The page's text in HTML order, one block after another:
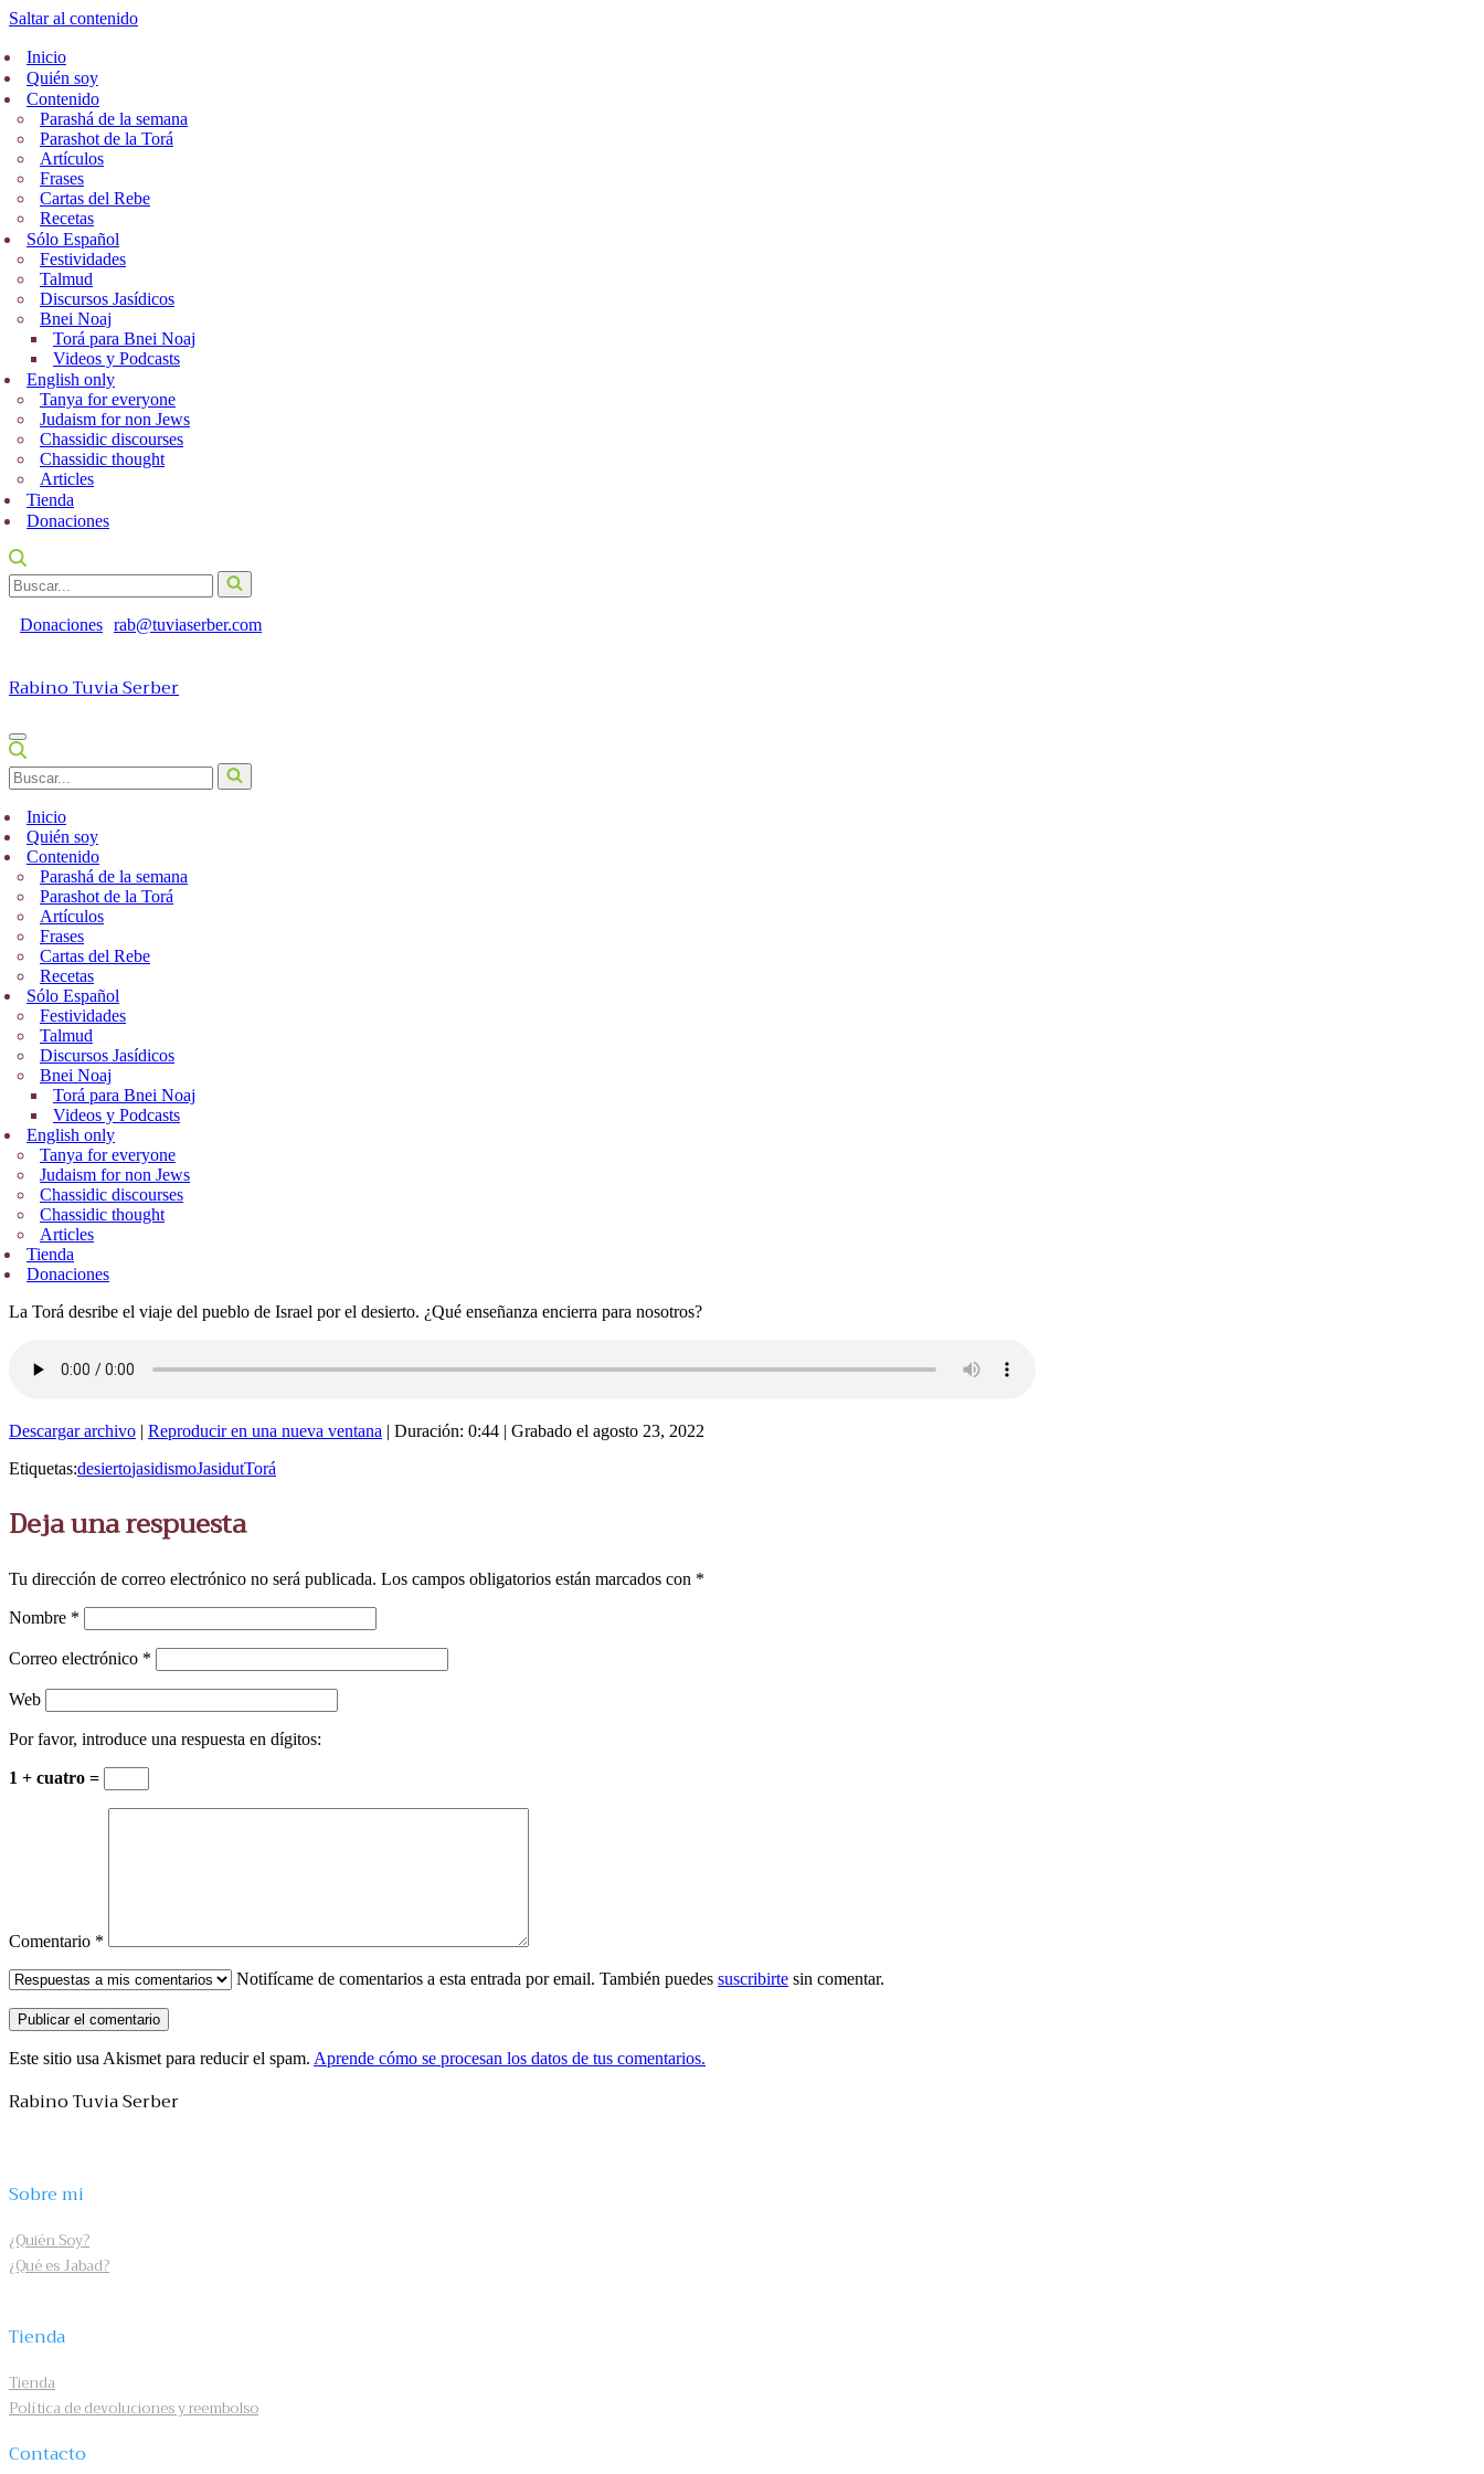
Saltar al contenido
Inicio
Quién soy
Contenido
Parashá de la semana
Parashot de la Torá
Artículos
Frases
Cartas del Rebe
Recetas
Sólo Español
Festividades
Talmud
Discursos Jasídicos
Bnei Noaj
Torá para Bnei Noaj
Videos y Podcasts
English only
Tanya for everyone
Judaism for non Jews
Chassidic discourses
Chassidic thought
Articles
Tienda
Donaciones
Buscar...
Donaciones rab@tuviaserber.com
Rabino Tuvia Serber
Menú
de
navegación
Buscar...
Inicio
Quién soy
Contenido
Parashá de la semana
Parashot de la Torá
Artículos
Frases
Cartas del Rebe
Recetas
Sólo Español
Festividades
Talmud
Discursos Jasídicos
Bnei Noaj
Torá para Bnei Noaj
Videos y Podcasts
English only
Tanya for everyone
Judaism for non Jews
Chassidic discourses
Chassidic thought
Articles
Tienda
Donaciones
La Torá desribe el viaje del pueblo de Israel por el desierto. ¿Qué enseñanza encierra para nosotros?
Descargar archivo | Reproducir en una nueva ventana | Duración: 0:44 | Grabado el agosto 23, 2022
Etiquetas:desiertojasidismoJasidutTorá
Deja una respuesta
Tu dirección de correo electrónico no será publicada. Los campos obligatorios están marcados con *
Nombre *
Correo electrónico *
Web
Por favor, introduce una respuesta en dígitos:
1 + cuatro =
Comentario *
Notifícame de comentarios a esta entrada por email. También puedes suscribirte sin comentar.
Este sitio usa Akismet para reducir el spam. Aprende cómo se procesan los datos de tus comentarios.
Rabino Tuvia Serber
Sobre mi
¿Quién Soy?
¿Qué es Jabad?
Tienda
Tienda
Política de devoluciones y reembolso
Contacto